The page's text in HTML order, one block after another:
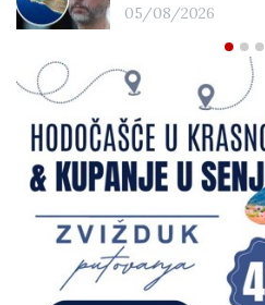
05/08/2026